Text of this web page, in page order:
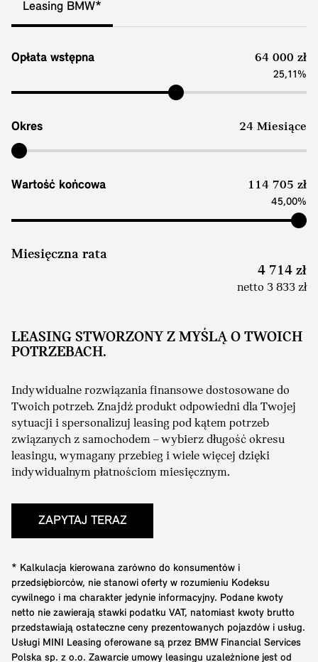
Leasing BMW*
Opłata wstępna 64 000 zł
25,11%
Okres 24 Miesiące
Wartość końcowa 114 705 zł
45,00%
Miesięczna rata
4 714 zł
netto 3 833 zł
LEASING STWORZONY Z MYŚLĄ O TWOICH
POTRZEBACH.
Indywidualne rozwiązania finansowe dostosowane do
Twoich potrzeb. Znajdź produkt odpowiedni dla Twojej
sytuacji i spersonalizuj leasing pod kątem potrzeb
związanych z samochodem – wybierz długość okresu
leasingu, wymagany przebieg i wiele więcej dzięki
indywidualnym płatnościom miesięcznym.
ZAPYTAJ TERAZ
* Kalkulacja kierowana zarówno do konsumentów i
przedsiębiorców, nie stanowi oferty w rozumieniu Kodeksu
cywilnego i ma charakter jedynie informacyjny. Podane kwoty
netto nie zawierają stawki podatku VAT, natomiast kwoty brutto
przedstawiają ostateczne ceny prezentowanych pojazdów i usług.
Usługi MINI Leasing oferowane są przez BMW Financial Services
Polska sp. z o.o. Zawarcie umowy leasingu uzależnione jest od